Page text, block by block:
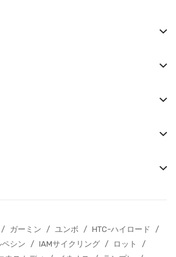
/ ガーミン / ユンボ / HTC-ハイロード
/
ペシン
/ IAMサイクリング / ロット
/